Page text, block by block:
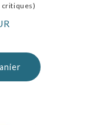
critiques)